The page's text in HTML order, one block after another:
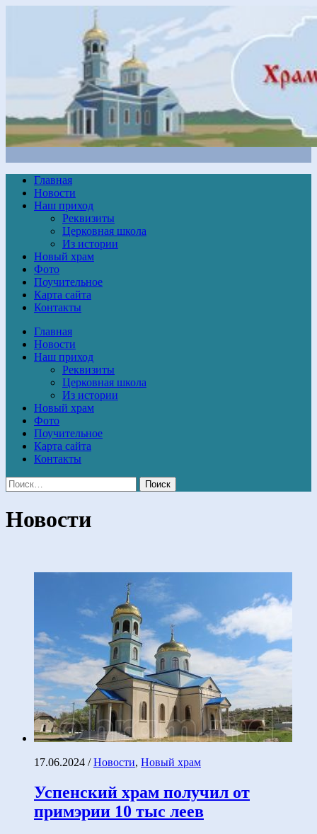
Главная
Новости
Наш приход
Реквизиты
Церковная школа
Из истории
Новый храм
Фото
Поучительное
Карта сайта
Контакты
Главная
Новости
Наш приход
Реквизиты
Церковная школа
Из истории
Новый храм
Фото
Поучительное
Карта сайта
Контакты
Новости
17.06.2024 /Новости, Новый храм
Успенский храм получил от
примэрии 10 тыс леев